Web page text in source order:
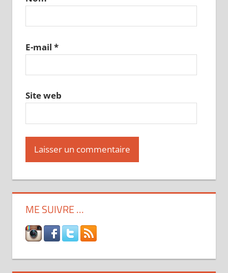
E-mail *
Site web
ME SUIVRE …